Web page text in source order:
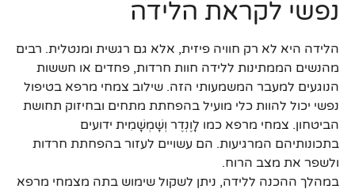
נפשי לקראת הלידה
הלידה היא לא רק חוויה פיזית, אלא גם רגשית ומנטלית. רבים
מהנשים הממתינות ללידה חוות חרדות, פחדים או חששות
הנוגעים למעבר המשמעותי הזה. שילוב צמחי מרפא בטיפול
נפשי יכול להוות כלי מועיל בהפחתת מתחים ובחיזוק תחושת
הביטחון. צמחי מרפא כמו לָוֶנְדֶר וְשָׁמְשָׁמִית ידועים
בתכונותיהם המרגיעות. הם עשויים לעזור בהפחתת חרדות
ולשפר את מצב הרוח.
במהלך ההכנה ללידה, ניתן לשקול שימוש בתה מצמחי מרפא